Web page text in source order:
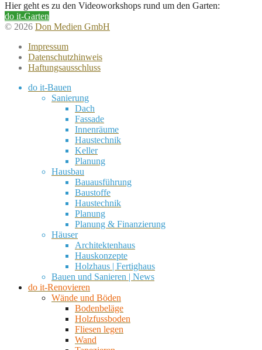
Hier geht es zu den Videoworkshops rund um den Garten:
do it-Garten
© 2026 Don Medien GmbH
Impressum
Datenschutzhinweis
Haftungsausschluss
do it-Bauen
Sanierung
Dach
Fassade
Innenräume
Haustechnik
Keller
Planung
Hausbau
Bauausführung
Baustoffe
Haustechnik
Planung
Planung & Finanzierung
Häuser
Architektenhaus
Hauskonzepte
Holzhaus | Fertighaus
Bauen und Sanieren | News
do it-Renovieren
Wände und Böden
Bodenbeläge
Holzfussboden
Fliesen legen
Wand